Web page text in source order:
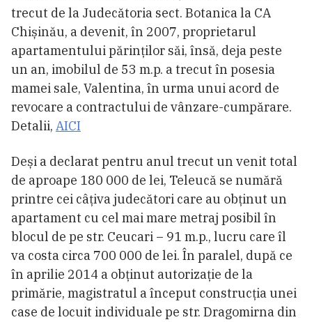
trecut de la Judecătoria sect. Botanica la CA
Chișinău, a devenit, în 2007, proprietarul
apartamentului părinților săi, însă, deja peste
un an, imobilul de 53 m.p. a trecut în posesia
mamei sale, Valentina, în urma unui acord de
revocare a contractului de vânzare-cumpărare.
Detalii, AICI
Deși a declarat pentru anul trecut un venit total
de aproape 180 000 de lei, Teleucă se numără
printre cei câțiva judecători care au obținut un
apartament cu cel mai mare metraj posibil în
blocul de pe str. Ceucari – 91 m.p., lucru care îl
va costa circa 700 000 de lei. În paralel, după ce
în aprilie 2014 a obținut autorizație de la
primărie, magistratul a început construcția unei
case de locuit individuale pe str. Dragomirna din